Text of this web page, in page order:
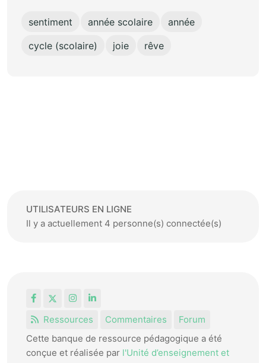
sentiment année scolaire
année
cycle (scolaire)
joie rêve
UTILISATEURS EN LIGNE
Il y a actuellement 4 personne(s) connectée(s)
FacebookInstagram
LinkedIn
Ressources
Commentaires
Forum
Cette banque de ressource pédagogique a été
conçue et réalisée par l'Unité d’enseignement et